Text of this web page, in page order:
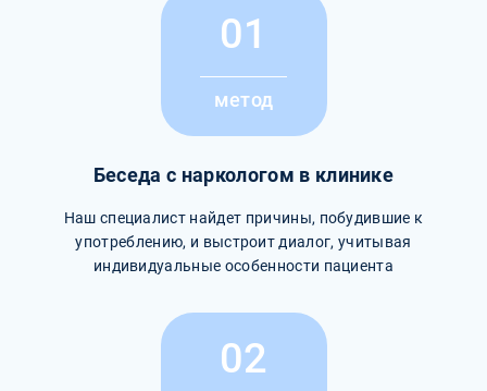
01
метод
Беседа с наркологом в клинике
Наш специалист найдет причины, побудившие к
употреблению, и выстроит диалог, учитывая
индивидуальные особенности пациента
02